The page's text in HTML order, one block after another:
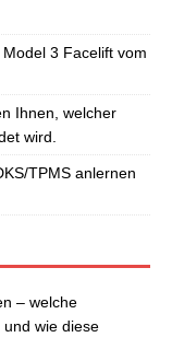
3 Facelift vom
Ihnen, welcher
wird.
TPMS anlernen
– welche
wie diese